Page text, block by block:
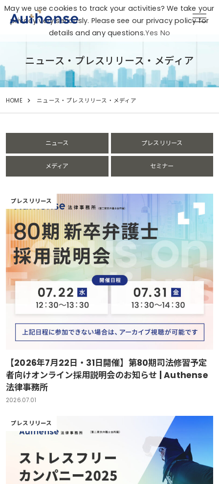
ニュース・プレスリリース・メディア
HOME ニュース・プレスリリース・メディア
ニュース プレスリリース
メディア セミナー
プレスリリース
【2026年7月22日・31日開催】第80期司法修習予定
者向けオンライン採用説明会のお知らせ | Authense
法律事務所
2026.07.01
プレスリリース
May we use cookies to track your activities? We take your
privacy very seriously. Please see our privacy policy for
details and any questions.Yes No